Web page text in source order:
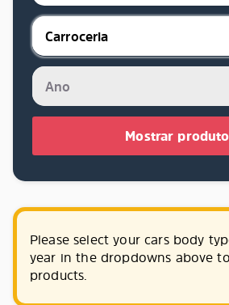
Mostrar
Please select your cars body
year in the dropdowns above
products.